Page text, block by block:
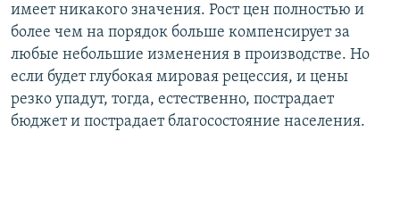
имеет никакого значения. Рост цен полностью и
более чем на порядок больше компенсирует за
любые небольшие изменения в производстве. Но
если будет глубокая мировая рецессия, и цены
резко упадут, тогда, естественно, пострадает
бюджет и пострадает благосостояние населения.